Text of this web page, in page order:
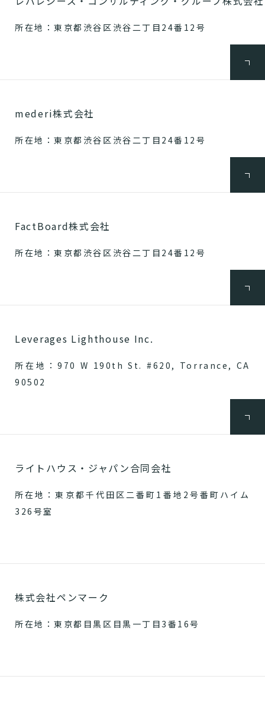
所在地：東京都渋谷区渋谷二丁目24番12号
mederi株式会社
所在地：東京都渋谷区渋谷二丁目24番12号
FactBoard株式会社
所在地：東京都渋谷区渋谷二丁目24番12号
Leverages Lighthouse Inc.
所在地：970 W 190th St. #620, Torrance, CA
90502
ライトハウス・ジャパン合同会社
所在地：東京都千代田区二番町1番地2号番町ハイム
326号室
株式会社ペンマーク
所在地：東京都目黒区目黒一丁目3番16号